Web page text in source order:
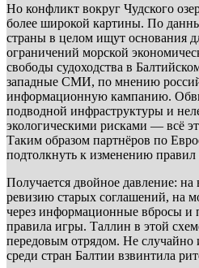
Но конфликт вокруг Чудского
более широкой картины. По
страны в целом ищут основания
ограничений морской
свободы судоходства в
западные СМИ, по мнению
информационную кампанию.
подводной инфраструктуры и
экологическими рисками — всё
Таким образом партнёров по
подтолкнуть к изменению правил
Получается двойное давление:
ревизию старых соглашений, на
через информационные вбросы и
правила игры. Таллин в этой
передовым отрядом. Не
среди стран Балтии взвинтила